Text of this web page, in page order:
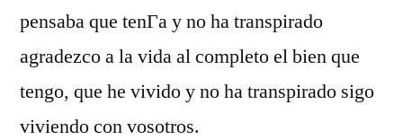
pensaba que tenГ­a y no ha transpirado
agradezco a la vida al completo el bien que
tengo, que he vivido y no ha transpirado sigo
viviendo con vosotros.